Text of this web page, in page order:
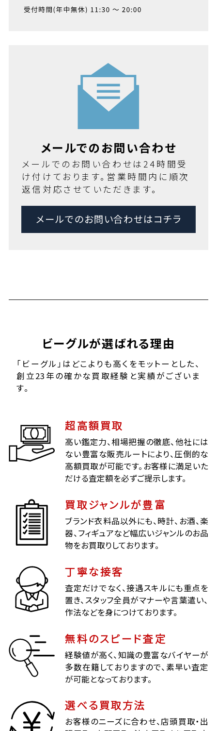
メールでのお問い合わせ
メールでのお問い合わせは24時間受
け付けております。営業時間内に順次
返信対応させていただきます。
メールでのお問い合わせはコチラ
ビーグルが選ばれる理由
「ビーグル」はどこよりも高くをモットーとした、
創立23年の確かな買取経験と実績がございま
す。
超高額買取
高い鑑定力、相場把握の徹底、他社には
ない豊富な販売ルートにより、圧倒的な
高額買取が可能です。お客様に満足いた
だける査定額を必ずご提示します。
買取ジャンルが豊富
ブランド衣料品以外にも、時計、お酒、楽
器、フィギュアなど幅広いジャンルのお品
物をお買取りしております。
丁寧な接客
査定だけでなく、接遇スキルにも重点を
置き、スタッフ全員がマナーや言葉遣い、
作法などを身につけております。
無料のスピード査定
経験値が高く、知識の豊富なバイヤーが
多数在籍しておりますので、素早い査定
が可能となっております。
選べる買取方法
お客様のニーズに合わせ、店頭買取・出